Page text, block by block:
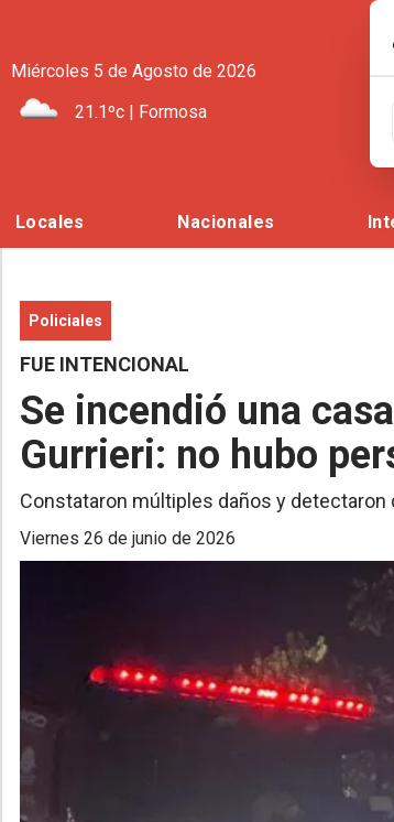
Miércoles 5 de Agosto de 2026
21.1ºc | Formosa
Locales Nacionales
Policiales
FUE INTENCIONAL
Se incendió una
Gurrieri: no hubo
Constataron múltiples daños y detectaron
viernes 26 de junio de 2026